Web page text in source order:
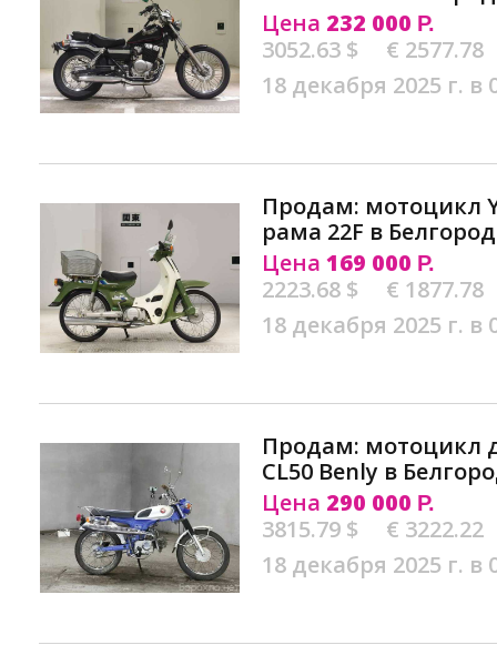
Цена 232 000 Р.
3052.63 $
€ 2577.78
18 декабря 2025 г. в
Продам: мотоцикл
рама 22F в
Цена 169 000 Р.
2223.68 $
€ 1877.78
18 декабря 2025 г. в
Продам: мотоцикл
CL50 Benly в
Цена 290 000 Р.
3815.79 $
€ 3222.22
18 декабря 2025 г. в